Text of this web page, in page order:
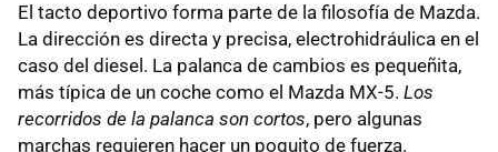
El tacto deportivo forma parte de la filosofía de Mazda.
La dirección es directa y precisa, electrohidráulica en el
caso del diesel. La palanca de cambios es pequeñita,
más típica de un coche como el Mazda MX-5. Los
recorridos de la palanca son cortos, pero algunas
marchas requieren hacer un poquito de fuerza.